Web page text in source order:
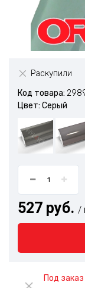
Раскупили
Код товара:
Цвет: Серый
527 руб. /
Под заказ